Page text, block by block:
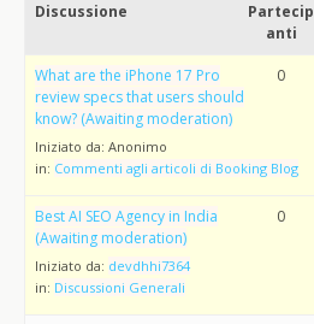
Discussione
Partecip
anti
What are the iPhone 17 Pro
review specs that users should
know? (Awaiting moderation)
Iniziato da: Anonimo
in: Commenti agli articoli di Booking Blog
0
Best AI SEO Agency in India
(Awaiting moderation)
Iniziato da: devdhhi7364
in: Discussioni Generali
0